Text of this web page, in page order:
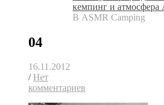
кемпинг и атмосфера
В ASMR Camping
04
16.11.2012
/ Нет
комментариев